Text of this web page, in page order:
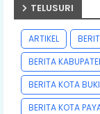
TELUSURI
ARTIKEL
BERITA
BERITA KOTA
BERITA KOTA